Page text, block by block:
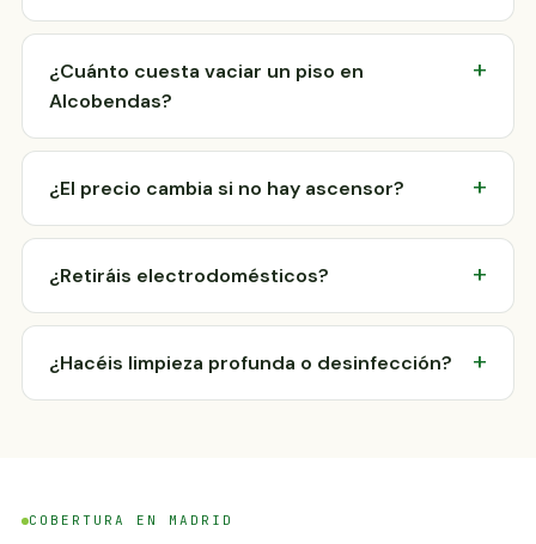
¿Cuánto cuesta vaciar un piso en
Alcobendas?
¿El precio cambia si no hay ascensor?
¿Retiráis electrodomésticos?
¿Hacéis limpieza profunda o desinfección?
COBERTURA EN MADRID